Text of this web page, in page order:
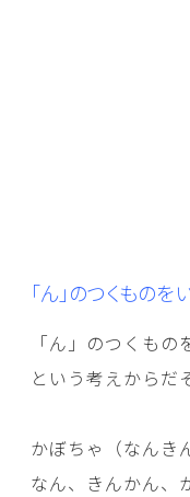
「ん」のつくものを
「ん」のつくも
という考えからだ
かぼちゃ（なんき
なん、きんかん、